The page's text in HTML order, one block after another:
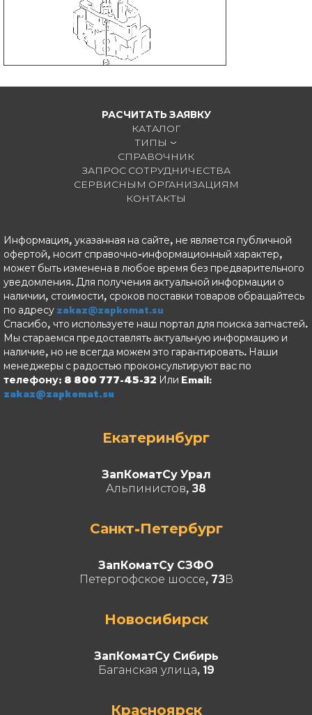
РАСЧИТАТЬ ЗАЯВКУ
КАТАЛОГ
ТИПЫ
СПРАВОЧНИК
ЗАПРОС СОТРУДНИЧЕСТВА
СЕРВИСНЫМ ОРГАНИЗАЦИЯМ
КОНТАКТЫ
Информация, указанная на сайте, не является публичной
офертой, носит справочно-информационный характер,
может быть изменена в любое время без предварительного
уведомления. Для получения актуальной информации о
наличии, стоимости, сроков поставки товаров обращайтесь
по адресу zakaz@zapkomat.su
Спасибо, что используете наш портал для поиска запчастей.
Мы стараемся предоставлять актуальную информацию и
наличие, но не всегда можем это гарантировать. Наши
менеджеры с радостью проконсультируют вас по
телефону: 8 800 777-45-32 Или Email:
zakaz@zapkomat.su
Екатеринбург
ЗапКоматСу Урал
Альпинистов, 38
Санкт-Петербург
ЗапКоматСу СЗФО
Петергофское шоссе, 73В
Новосибирск
ЗапКоматСу Сибирь
Баганская улица, 19
Красноярск